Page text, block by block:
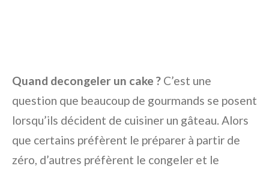
Quand decongeler un cake ? C’est une
question que beaucoup de gourmands se posent
lorsqu’ils décident de cuisiner un gâteau. Alors
que certains préfèrent le préparer à partir de
zéro, d’autres préfèrent le congeler et le